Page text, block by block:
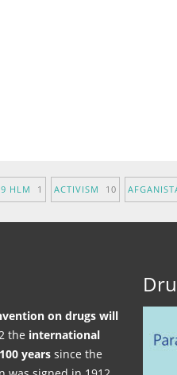
HLM 1 ACTIVISM 10
on drugs will
the international
years since the